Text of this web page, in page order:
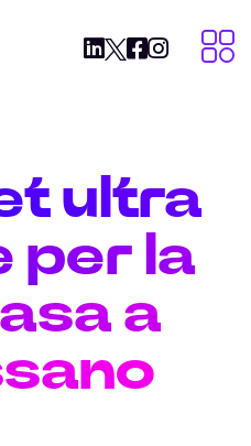
ultra
per la
a